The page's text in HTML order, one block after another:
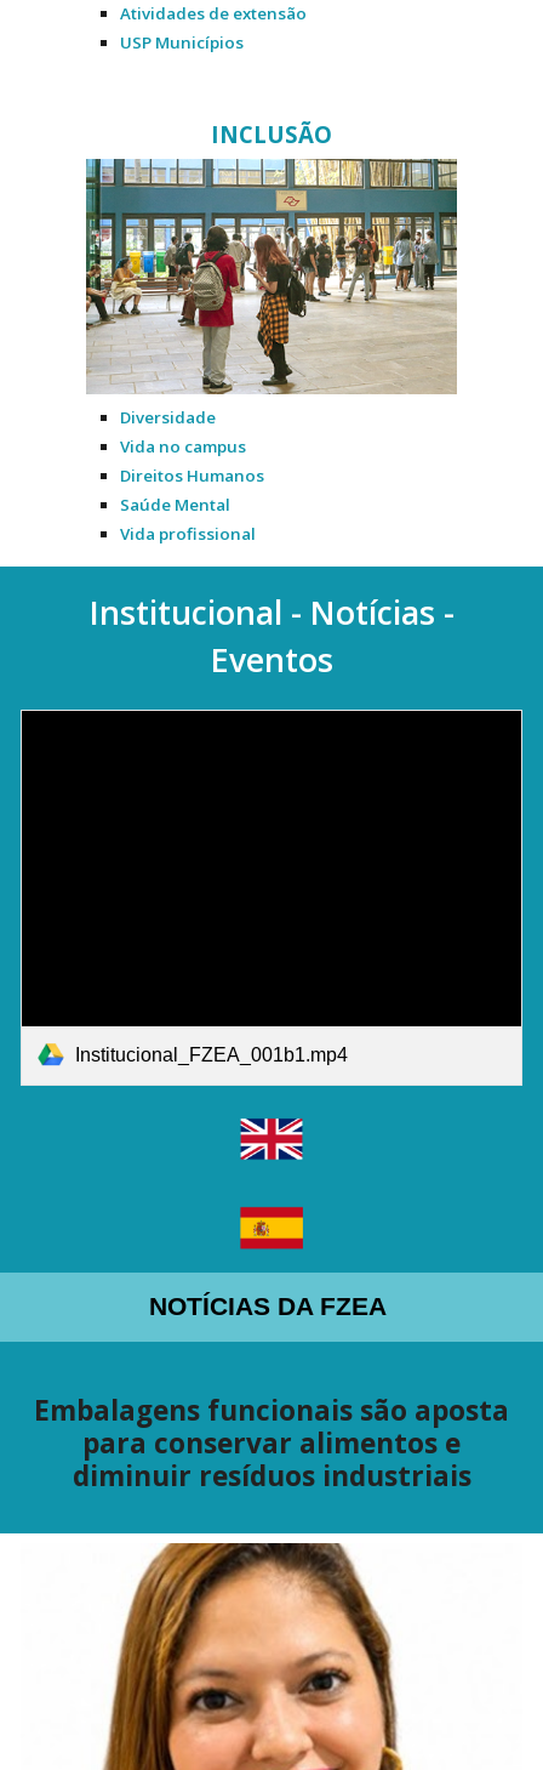
Atividades de extensão
USP Municípios
INCLUSÃO
Diversidade
Vida no campus
Direitos Humanos
Saúde Mental
Vida profissional
Institucional - Notícias -
Eventos
Institucional_FZEA_001b1.mp4
NOTÍCIAS DA FZEA
Embalagens funcionais são aposta
para conservar alimentos e
diminuir resíduos industriais